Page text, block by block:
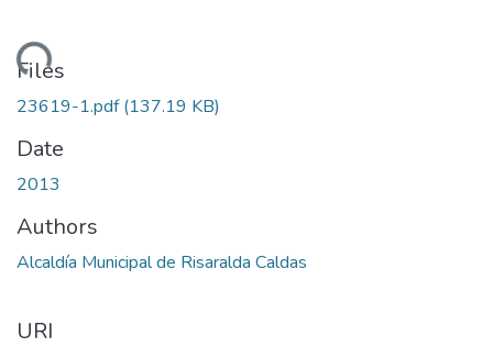
Files
23619-1.pdf(137.19 KB)
Date
2013
Authors
Alcaldía Municipal de Risaralda Caldas
URI